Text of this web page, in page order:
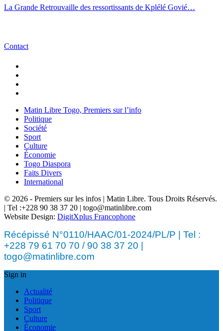
La Grande Retrouvaille des ressortissants de Kplélé Govié…
Contact
Matin Libre Togo, Premiers sur l’info
Politique
Société
Sport
Culture
Économie
Togo Diaspora
Faits Divers
International
© 2026 - Premiers sur les infos | Matin Libre. Tous Droits Réservés.
| Tel :+228 90 38 37 20 | togo@matinlibre.com
Website Design: DigitXplus Francophone
Récépissé N°0110/HAAC/01-2024/PL/P | Tel :
+228 79 61 70 70 / 90 38 37 20 |
togo@matinlibre.com
Sign in
Actualité
Politique
Sport
Culture
Économie